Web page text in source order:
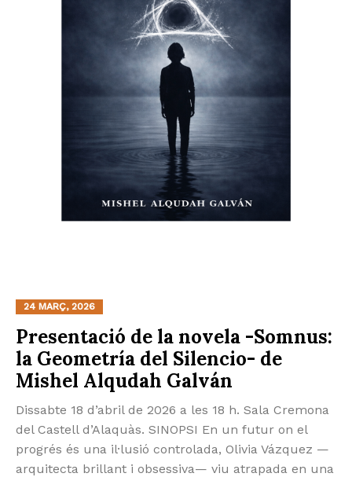
24 MARÇ, 2026
Presentació de la novela -Somnus:
la Geometría del Silencio- de
Mishel Alqudah Galván
Dissabte 18 d’abril de 2026 a les 18 h. Sala Cremona
del Castell d’Alaquàs. SINOPSI En un futur on el
progrés és una il·lusió controlada, Olivia Vázquez —
arquitecta brillant i obsessiva— viu atrapada en una